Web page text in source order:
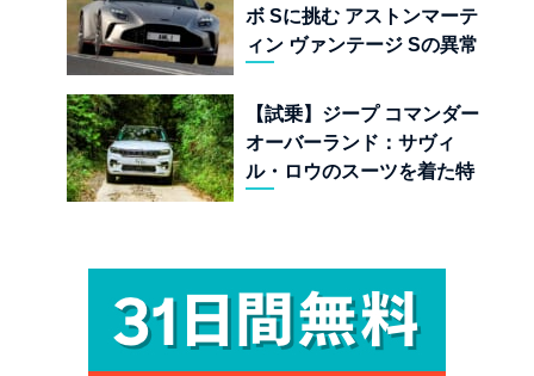
ボ Sに挑む アストンマーテ
ィン ヴァンテージ Sの異常
狂気
【試乗】ジープ コマンダー
オーバーランド：サヴィ
ル・ロウのスーツを着た特